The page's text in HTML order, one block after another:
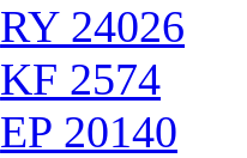
RY 24026
KF 2574
EP 20140